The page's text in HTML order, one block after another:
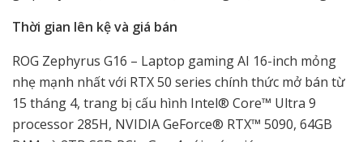
Thời gian lên kệ và giá bán
ROG Zephyrus G16 – Laptop gaming AI 16-inch mỏng
nhẹ mạnh nhất với RTX 50 series chính thức mở bán từ
15 tháng 4, trang bị cấu hình Intel® Core™ Ultra 9
processor 285H, NVIDIA GeForce® RTX™ 5090, 64GB